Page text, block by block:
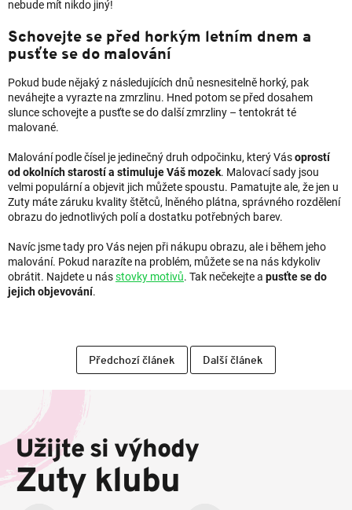
nebude mít nikdo jiný!
Schovejte se před horkým letním dnem a
pusťte se do malování
Pokud bude nějaký z následujících dnů nesnesitelně horký, pak
neváhejte a vyrazte na zmrzlinu. Hned potom se před dosahem
slunce schovejte a pusťte se do další zmrzliny – tentokrát té
malované.
Malování podle čísel je jedinečný druh odpočinku, který Vásoprostí
od okolních starostí a stimuluje Váš mozek. Malovací sady jsou
velmi populární a objevit jich můžete spoustu. Pamatujte ale, že jen u
Zuty máte záruku kvality štětců, lněného plátna, správného rozdělení
obrazu do jednotlivých polí a dostatku potřebných barev.
Navíc jsme tady pro Vás nejen při nákupu obrazu, ale i během jeho
malování. Pokud narazíte na problém, můžete se na nás kdykoliv
obrátit. Najdete u násstovky motivů. Tak nečekejte a pusťte se do
jejich objevování.
Předchozí článek Další článek
a
í
Užijte si výhody
Zuty klubu